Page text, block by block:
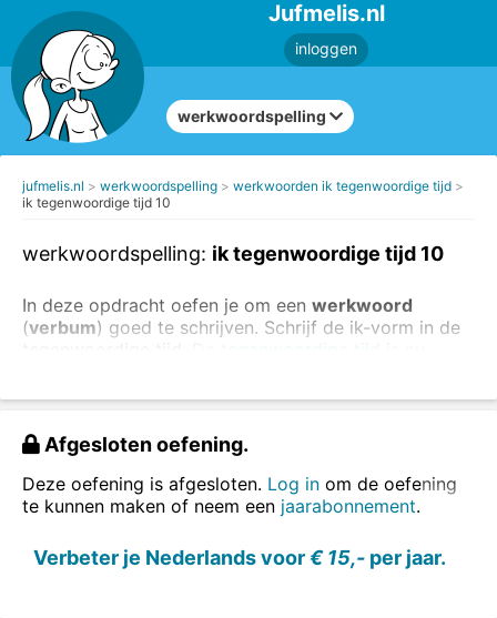
Jufmelis.nl
inloggen
werkwoordspelling
jufmelis.nl werkwoordspelling
werkwoorden ik tegenwoordige tijd
ik tegenwoordige tijd 10
werkwoordspelling: ik tegenwoordige tijd 10
In deze opdracht oefen je om een werkwoord
(verbum) goed te schrijven. Schrijf de ik-vorm in de
Schrijf de ik-vorm van de werkwoorden.
Afgesloten oefening.
Deze oefening is afgesloten. Log in om de oefening
te kunnen maken of neem een jaarabonnement.
Verbeter je Nederlands voor€ 15,- per jaar.